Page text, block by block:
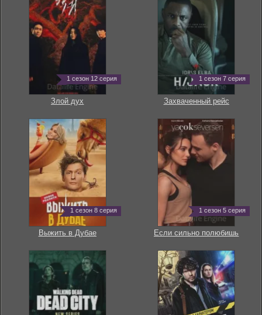
1 сезон 12 серия
Злой дух
1 сезон 7 серия
Захваченный рейс
1 сезон 8 серия
Выжить в Дубае
1 сезон 5 серия
Если сильно полюбишь